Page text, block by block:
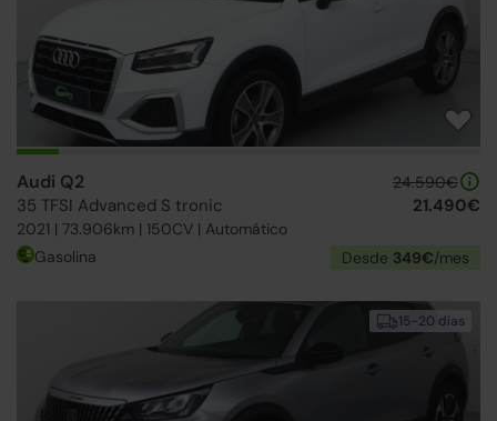
Audi Q2
35 TFSI Advanced S tronic
2021 | 73.906km | 150CV | Automático
24.590€
21.490€
Gasolina Desde 349€/mes
15-20 días